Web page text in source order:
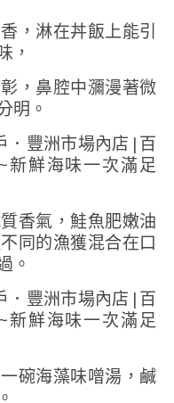
，淋在丼飯上能引
，
，鼻腔中瀰漫著微
明。
香氣，鮭魚肥嫩油
同的漁獲混合在口
。
碗海藻味噌湯，鹹